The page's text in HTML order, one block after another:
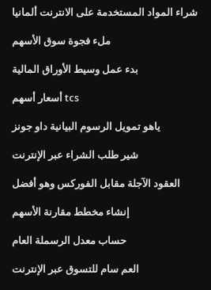
شراء المواد المستخدمة على الانترنت ألمانيا
ملء فجوة سوق الأسهم
بدء عمل وسيط الأوراق المالية
أسعار أسهم tcs
ياهو تمويل الرسوم البيانية داو جونز
شير طلب الشراء عبر الإنترنت
العقود الآجلة مقابل الفوركس وهو أفضل
إنشاء مخطط مقارنة الأسهم
حساب معدل الرسملة العام
العم سام للتسوق عبر الإنترنت